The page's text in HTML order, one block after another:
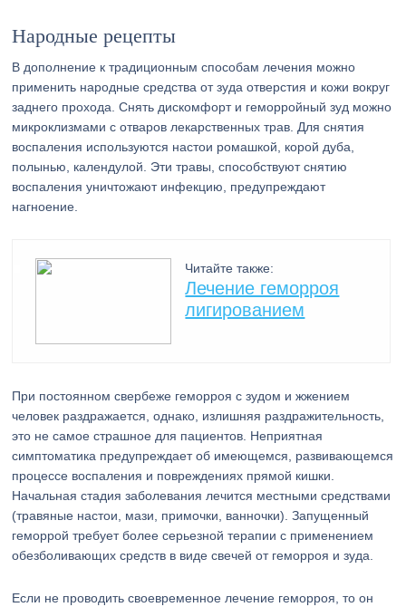
Народные рецепты
В дополнение к традиционным способам лечения можно
применить народные средства от зуда отверстия и кожи вокруг
заднего прохода. Снять дискомфорт и геморройный зуд можно
микроклизмами с отваров лекарственных трав. Для снятия
воспаления используются настои ромашкой, корой дуба,
полынью, календулой. Эти травы, способствуют снятию
воспаления уничтожают инфекцию, предупреждают
нагноение.
Читайте также:
Лечение геморроя
лигированием
При постоянном свербеже геморроя с зудом и жжением
человек раздражается, однако, излишняя раздражительность,
это не самое страшное для пациентов. Неприятная
симптоматика предупреждает об имеющемся, развивающемся
процессе воспаления и повреждениях прямой кишки.
Начальная стадия заболевания лечится местными средствами
(травяные настои, мази, примочки, ванночки). Запущенный
геморрой требует более серьезной терапии с применением
обезболивающих средств в виде свечей от геморроя и зуда.
Если не проводить своевременное лечение геморроя, то он